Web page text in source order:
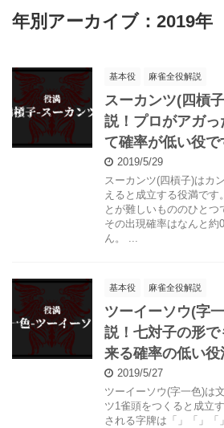
年別アーカイブ：2019年
基本役 麻雀全役解説
スーカンツ(四槓
説！プロがアガ
て確率が低い役で
2019/5/29
スーカンツ(四槓子)はカ
えると成立する役満です
とが難しいもののひとつ
その出現確率はなんと約
ん。 ...
基本役 麻雀全役解説
ツーイーソウ(字
説！七対子の形
来る確率の低い役
2019/5/27
ツーイーソウ(字一色)は
ツ1雀頭をつくると成立
される字牌は「」「」「